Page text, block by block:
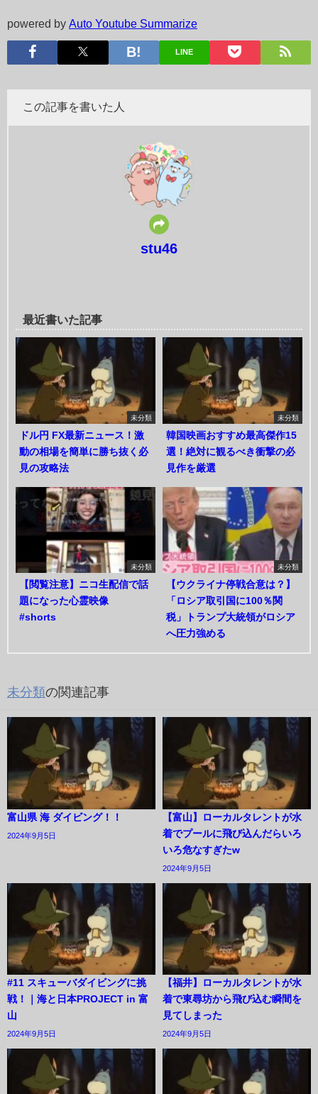
powered by Auto Youtube Summarize
LINE
この記事を書いた人
stu46
最近書いた記事
未分類
ドル円 FX最新ニュース！激
動の相場を簡単に勝ち抜く必
見の攻略法
未分類
韓国映画おすすめ最高傑作15
選！絶対に観るべき衝撃の必
見作を厳選
未分類
【閲覧注意】ニコ生配信で話
題になった心霊映像
#shorts
未分類
【ウクライナ停戦合意は？】
「ロシア取引国に100％関
税」トランプ大統領がロシア
へ圧力強める
未分類の関連記事
富山県 海 ダイビング！！
2024年9月5日
【富山】ローカルタレントが水
着でプールに飛び込んだらいろ
いろ危なすぎたw
2024年9月5日
#11 スキューバダイビングに挑
戦！｜海と日本PROJECT in 富
山
2024年9月5日
【福井】ローカルタレントが水
着で東尋坊から飛び込む瞬間を
見てしまった
2024年9月5日